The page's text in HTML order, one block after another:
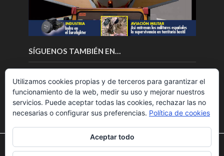
SÍGUENOS TAMBIÉN EN…
Utilizamos cookies para ofrecerte la mejor experiencia en
Utilizamos cookies propias y de terceros para garantizar el
funcionamiento de la web, medir su uso y mejorar nuestros
servicios. Puede aceptar todas las cookies, rechazar las no
necesarias o configurar sus preferencias. Política de cookies
Aceptar todo